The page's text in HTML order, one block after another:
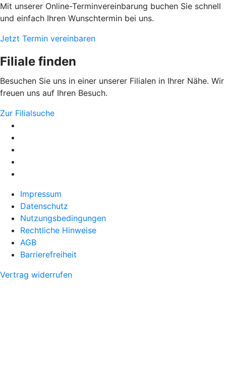
Mit unserer Online-Terminvereinbarung buchen Sie schnell
und einfach Ihren Wunschtermin bei uns.
Jetzt Termin vereinbaren
Filiale finden
Besuchen Sie uns in einer unserer Filialen in Ihrer Nähe. Wir
freuen uns auf Ihren Besuch.
Zur Filialsuche
Impressum
Datenschutz
Nutzungsbedingungen
Rechtliche Hinweise
AGB
Barrierefreiheit
Vertrag widerrufen